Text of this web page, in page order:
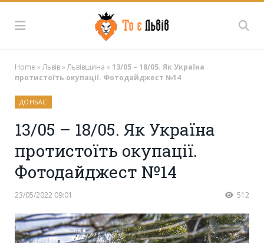
Home »Львів»Львівщина » 13/05 – 18/05. Як Україна
протистоїть окупації. Фотодайджест №14
ДОНБАС
13/05 – 18/05. Як Україна
протистоїть окупації.
Фотодайджест №14
23/05/2022 09:01 512